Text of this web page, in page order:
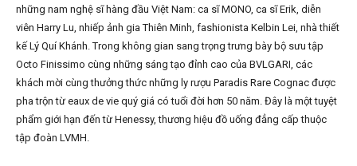
những nam nghệ sĩ hàng đầu Việt Nam: ca sĩ MONO, ca sĩ Erik, diễn
viên Harry Lu, nhiếp ảnh gia Thiên Minh, fashionista Kelbin Lei, nhà thiết
kế Lý Quí Khánh. Trong không gian sang trọng trưng bày bộ sưu tập
Octo Finissimo cùng những sáng tạo đỉnh cao của BVLGARI, các
khách mời cùng thưởng thức những ly rượu Paradis Rare Cognac được
pha trộn từ eaux de vie quý giá có tuổi đời hơn 50 năm. Đây là một tuyệt
phẩm giới hạn đến từ Henessy, thương hiệu đồ uống đẳng cấp thuộc
tập đoàn LVMH.